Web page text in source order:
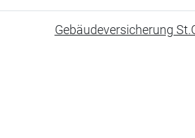
Gebäudeversicherung